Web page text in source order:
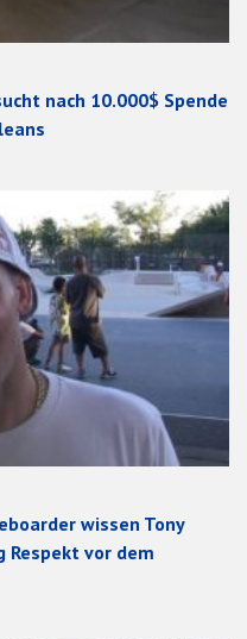
nach 10.000$ Spende
wissen Tony
Respekt vor dem